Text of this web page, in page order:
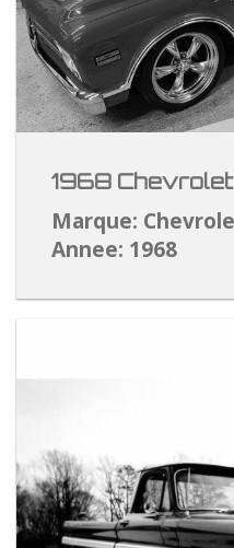
1968
Marque:
Annee: 1968